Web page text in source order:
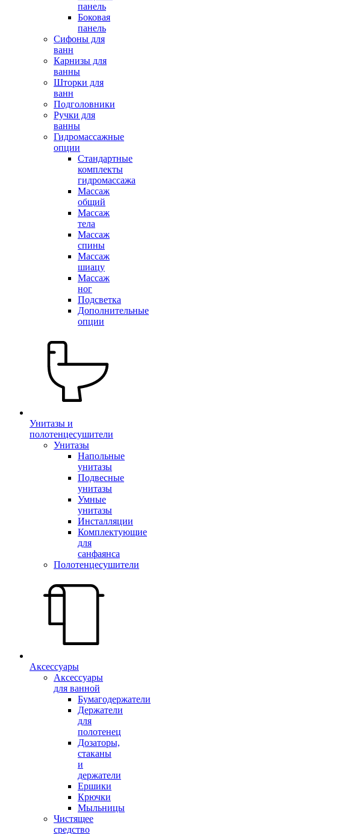
панель
Боковая
панель
Сифоны для
ванн
Карнизы для
ванны
Шторки для
ванн
Подголовники
Ручки для
ванны
Гидромассажные
опции
Стандартные
комплекты
гидромассажа
Массаж
общий
Массаж
тела
Массаж
спины
Массаж
шиацу
Массаж
ног
Подсветка
Дополнительные
опции
Унитазы и
полотенцесушители
Унитазы
Напольные
унитазы
Подвесные
унитазы
Умные
унитазы
Инсталляции
Комплектующие
для
санфаянса
Полотенцесушители
Аксессуары
Аксессуары
для ванной
Бумагодержатели
Держатели
для
полотенец
Дозаторы,
стаканы
и
держатели
Ершики
Крючки
Мыльницы
Чистящее
средство